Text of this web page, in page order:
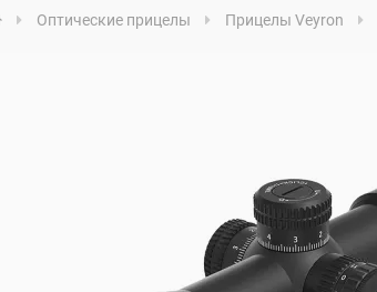
Оптические прицелы Прицелы Veyron